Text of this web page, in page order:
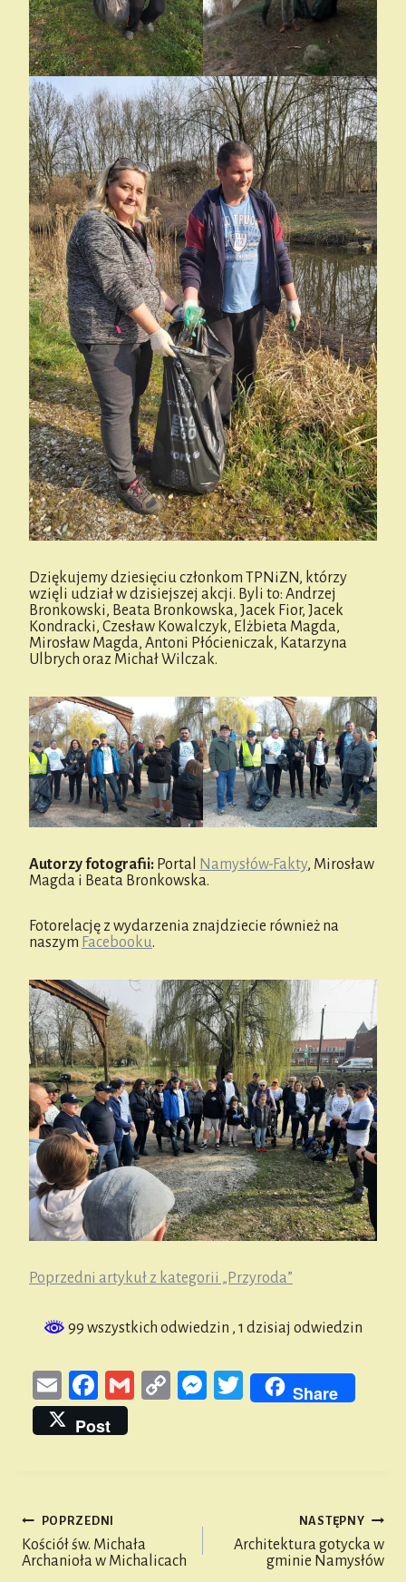
Dziękujemy dziesięciu członkom TPNiZN, którzy
wzięli udział w dzisiejszej akcji. Byli to: Andrzej
Bronkowski, Beata Bronkowska, Jacek Fior, Jacek
Kondracki, Czesław Kowalczyk, Elżbieta Magda,
Mirosław Magda, Antoni Płócieniczak, Katarzyna
Ulbrych oraz Michał Wilczak.
Autorzy fotografii: Portal Namysłów-Fakty, Mirosław
Magda i Beata Bronkowska.
Fotorelację z wydarzenia znajdziecie również na
naszym Facebooku.
Poprzedni artykuł z kategorii „Przyroda”
99 wszystkich odwiedzin , 1 dzisiaj odwiedzin
E
m
ail
Fa
ce
bo
G
Co
M
T
Share
Post
Nawigacja
wpisu
POPRZEDNI
Kościół św. Michała
Archanioła w Michalicach
NASTĘPNY
Architektura gotycka w
gminie Namysłów